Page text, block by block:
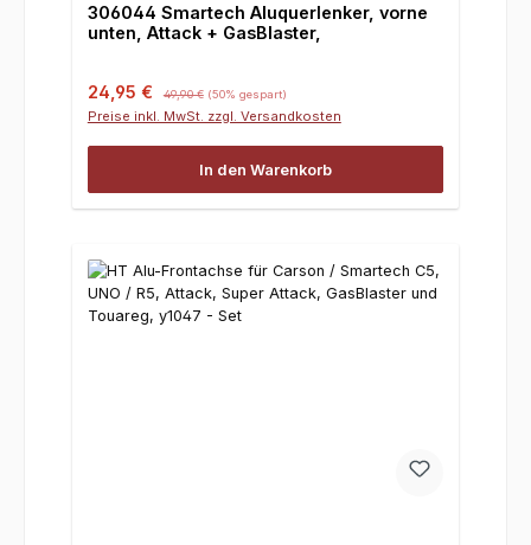
306044 Smartech Aluquerlenker, vorne
unten, Attack + GasBlaster,
Verkaufspreis:
24,95 € 49,90 € (50% gespart)
Preise inkl. MwSt. zzgl. Versandkosten
In den Warenkorb